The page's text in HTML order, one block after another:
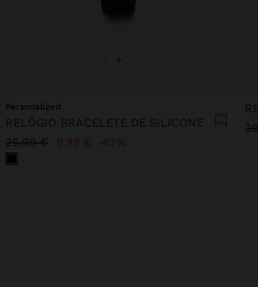
+
Personalized
RELÓGIO BRACELETE DE SILICONE
25,99 € 9,99 € 62%